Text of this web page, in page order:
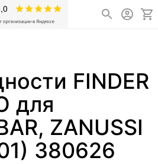
FINDER
для
ZANUSSI
380626